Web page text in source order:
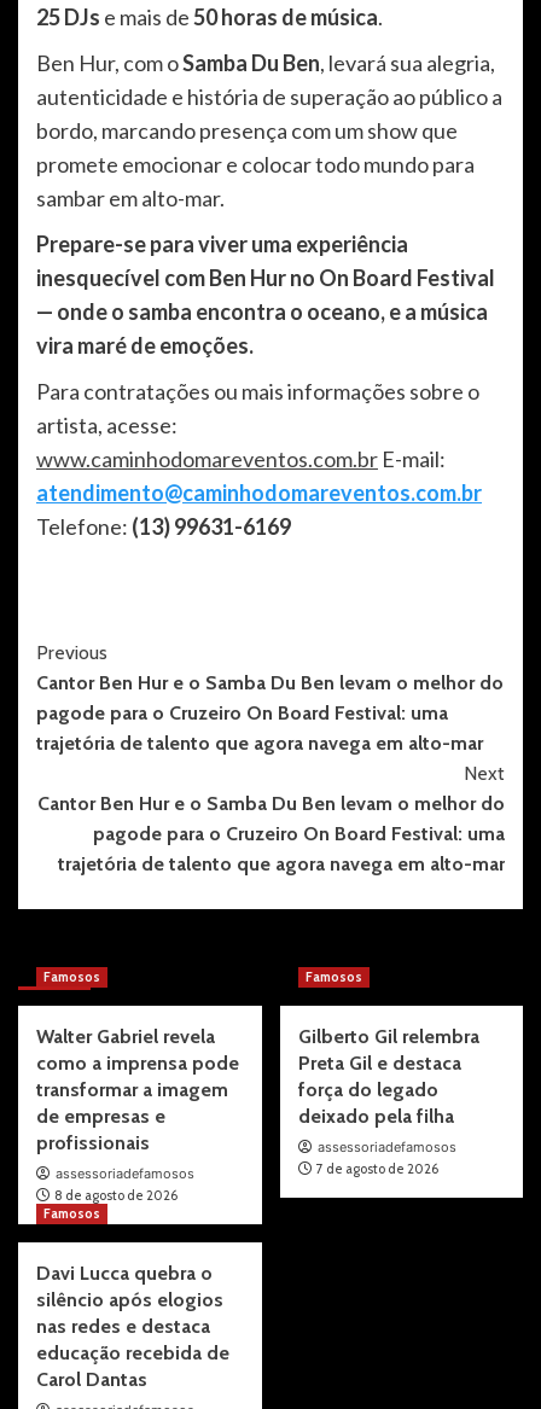
25 DJs e mais de50 horas de música.
Ben Hur, com oSamba Du Ben, levará sua alegria,
autenticidade e história de superação ao público a
bordo, marcando presença com um show que
promete emocionar e colocar todo mundo para
sambar em alto-mar.
Prepare-se para viver uma experiência
inesquecível com Ben Hur no On Board Festival
— onde o samba encontra o oceano, e a música
vira maré de emoções.
Para contratações ou mais informações sobre o
artista, acesse:
www.caminhodomareventos.com.br E-mail:
atendimento@caminhodomareventos.com.br
Telefone: (13) 99631-6169
Post
Navigation
Previous
Cantor Ben Hur e o Samba Du Ben levam o melhor do
pagode para o Cruzeiro On Board Festival: uma
trajetória de talento que agora navega em alto-mar
Next
Cantor Ben Hur e o Samba Du Ben levam o melhor do
pagode para o Cruzeiro On Board Festival: uma
trajetória de talento que agora navega em alto-mar
More Stories
Famosos
Walter Gabriel revela
como a imprensa pode
transformar a imagem
de empresas e
profissionais
assessoriadefamosos
8 de agosto de 2026
Famosos
Gilberto Gil relembra
Preta Gil e destaca
força do legado
deixado pela filha
assessoriadefamosos
7 de agosto de 2026
Famosos
Davi Lucca quebra o
silêncio após elogios
nas redes e destaca
educação recebida de
Carol Dantas